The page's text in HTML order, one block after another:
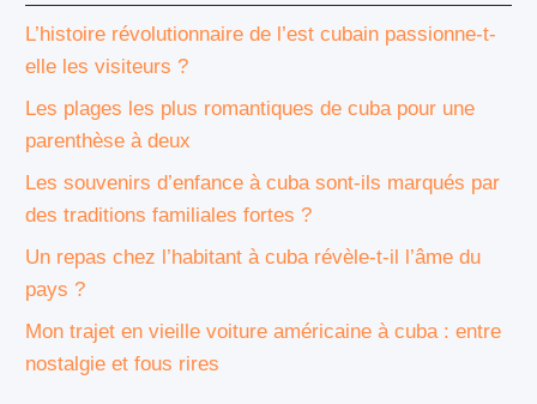
L’histoire révolutionnaire de l’est cubain passionne-t-
elle les visiteurs ?
Les plages les plus romantiques de cuba pour une
parenthèse à deux
Les souvenirs d’enfance à cuba sont-ils marqués par
des traditions familiales fortes ?
Un repas chez l’habitant à cuba révèle-t-il l’âme du
pays ?
Mon trajet en vieille voiture américaine à cuba : entre
nostalgie et fous rires